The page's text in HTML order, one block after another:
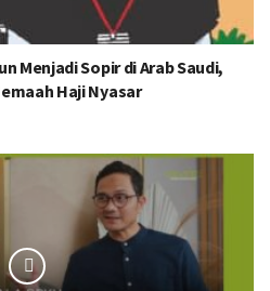
Menjadi Sopir di Arab Saudi,
Haji Nyasar